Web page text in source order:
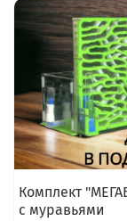
Комплект
с муравьями